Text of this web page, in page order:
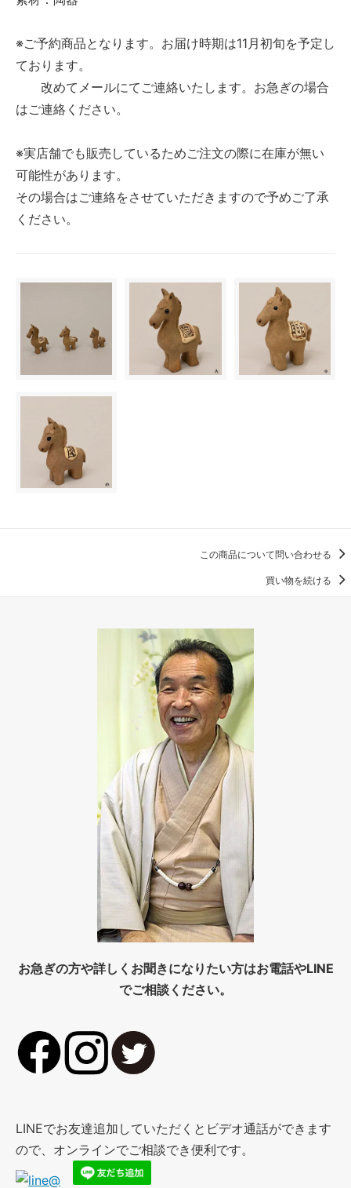
※ご予約商品となります。お届け時期は11月初旬を予定し
ております。
改めてメールにてご連絡いたします。お急ぎの場合
はご連絡ください。
※実店舗でも販売しているためご注文の際に在庫が無い
可能性があります。
その場合はご連絡をさせていただきますので予めご了承
ください。
この商品について問い合わせる
買い物を続ける
お急ぎの方や詳しくお聞きになりたい方はお電話やLINE
でご相談ください。
LINEでお友達追加していただくとビデオ通話ができます
ので、オンラインでご相談でき便利です。